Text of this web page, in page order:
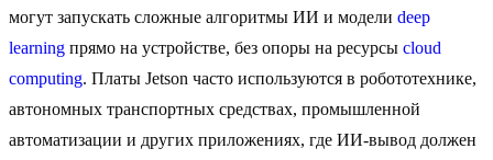
могут запускать сложные алгоритмы ИИ и модели deep
learning прямо на устройстве, без опоры на ресурсы cloud
computing. Платы Jetson часто используются в робототехнике,
автономных транспортных средствах, промышленной
автоматизации и других приложениях, где ИИ-вывод должен